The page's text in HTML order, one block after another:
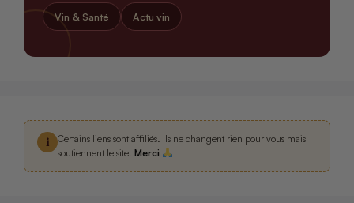
Vin & Santé Actu vin
i
Certains liens sont affiliés. Ils ne changent rien pour vous mais
soutiennent le site. Merci